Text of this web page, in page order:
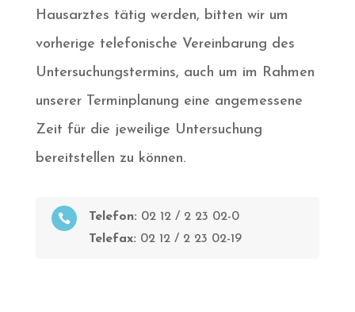
Hausarztes tätig werden, bitten wir um
vorherige telefonische Vereinbarung des
Untersuchungstermins, auch um im Rahmen
unserer Terminplanung eine angemessene
Zeit für die jeweilige Untersuchung
bereitstellen zu können.
 Telefon: 02 12 / 2 23 02-0
Telefax: 02 12 / 2 23 02-19